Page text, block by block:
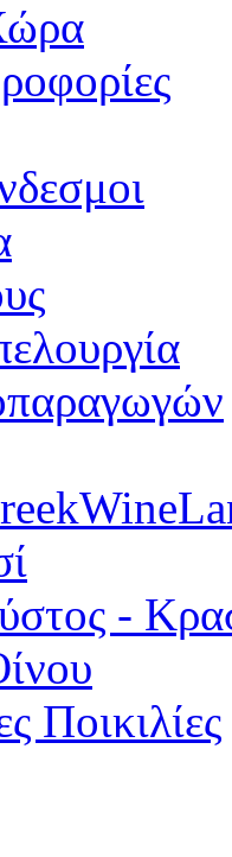
-
Ποικιλίες